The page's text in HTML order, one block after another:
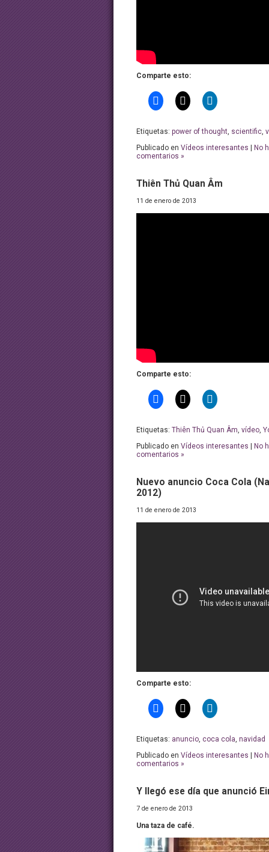
Comparte esto:
Etiquetas: power of thought, scientific,
Publicado en Vídeos interesantes
No
comentarios »
Thiên Thủ Quan Âm
11 de enero de 2013
Comparte esto:
Etiquetas: Thiên Thủ Quan Âm, vídeo,
Publicado en Vídeos interesantes
No
comentarios »
Nuevo anuncio Coca Cola
2012)
11 de enero de 2013
Comparte esto:
Etiquetas: anuncio, coca cola, navidad
Publicado en Vídeos interesantes
No
comentarios »
Y llegó ese día que anunció
7 de enero de 2013
Una taza de café.